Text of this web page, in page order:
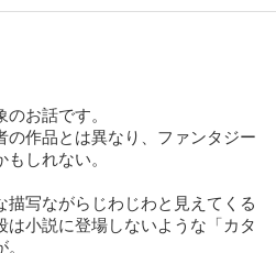
お話です。
作品とは異なり、ファンタジー
しれない。
写ながらじわじわと見えてくる
小説に登場しないような「カタ